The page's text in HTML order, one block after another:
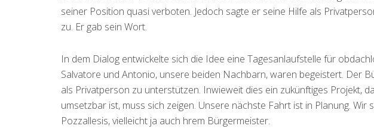
seiner Position quasi verboten. Jedoch sagte er seine Hilfe als
zu. Er gab sein Wort.
In dem Dialog entwickelte sich die Idee eine Tagesanlaufstelle für
Salvatore und Antonio, unsere beiden Nachbarn, waren begeistert. Der
als Privatperson zu unterstützen. Inwieweit dies ein zukünftiges Projekt,
umsetzbar ist, muss sich zeigen. Unsere nächste Fahrt ist in Planung.
Pozzallesis, vielleicht ja auch hrem Bürgermeister.